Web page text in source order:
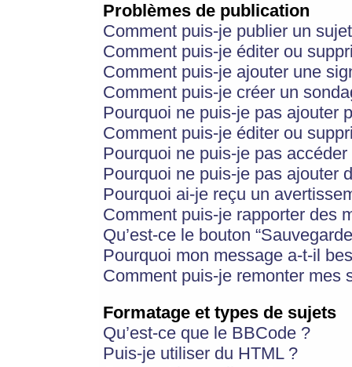
Problèmes de publication
Comment puis-je publier un
Comment puis-je éditer ou
Comment puis-je ajouter une
Comment puis-je créer un
Pourquoi ne puis-je pas ajouter
Comment puis-je éditer ou
Pourquoi ne puis-je pas
Pourquoi ne puis-je pas ajouter
Pourquoi ai-je reçu un
Comment puis-je rapporter des
Qu’est-ce le bouton
Pourquoi mon message a-t-il
Comment puis-je remonter mes
Formatage et types de sujets
Qu’est-ce que le BBCode ?
Puis-je utiliser du HTML ?